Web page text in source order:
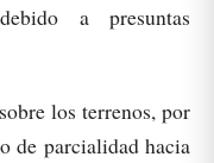
a presuntas
los terrenos, por
de parcialidad hacia